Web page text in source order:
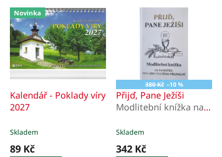
p
o
d
u
V
p
p
o
ů
Novinka
Kalendář - Poklady víry
2027
Skladem
89 Kč
380 Kč –10 %
Přijď, Pane Ježíši
Modlitební knížka na
svatého přijímání
Skladem
342 Kč